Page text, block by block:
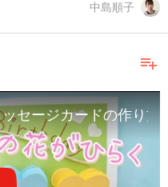
中島順子
playlist_add
セージカードの作り方